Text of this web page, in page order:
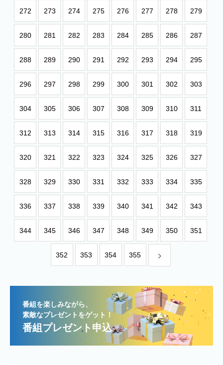
272 273 274 275 276 277 278 279
280 281 282 283 284 285 286 287
288 289 290 291 292 293 294 295
296 297 298 299 300 301 302 303
304 305 306 307 308 309 310 311
312 313 314 315 316 317 318 319
320 321 322 323 324 325 326 327
328 329 330 331 332 333 334 335
336 337 338 339 340 341 342 343
344 345 346 347 348 349 350 351
352 353 354 355
番組を楽しみながら、
素敵なプレゼントをゲット！
番組プレゼント申込